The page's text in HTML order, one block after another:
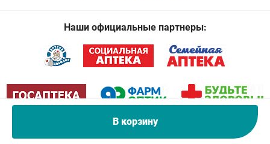
В корзину
Наши официальные партнеры: